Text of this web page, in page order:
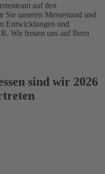
auf den
Sie unseren Messestand und
Entwicklungen und
Wir freuen uns auf Ihren
sind wir 2026